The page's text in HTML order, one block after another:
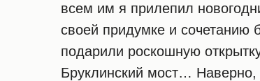
всем им я прилепил
своей придумке и
подарили роскошную
Бруклинский мост… Наверно,